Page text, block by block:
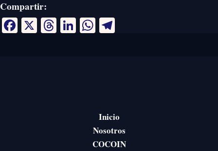
Compartir:
Facebook
X Threads
LinkedIn
WhatsApp
Inicio
Nosotros
COCOIN